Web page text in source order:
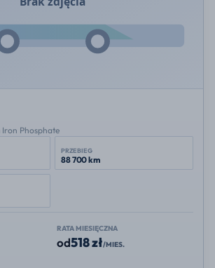
Iron Phosphate
PRZEBIEG
88 700 km
RATA MIESIĘCZNA
od518 zł/MIES.